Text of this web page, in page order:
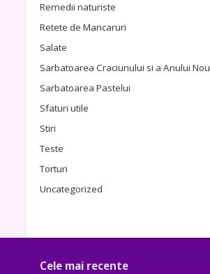
Remedii naturiste
Retete de Mancaruri
Salate
Sarbatoarea Craciunului si a Anului Nou
Sarbatoarea Pastelui
Sfaturi utile
Stiri
Teste
Torturi
Uncategorized
Cele mai recente